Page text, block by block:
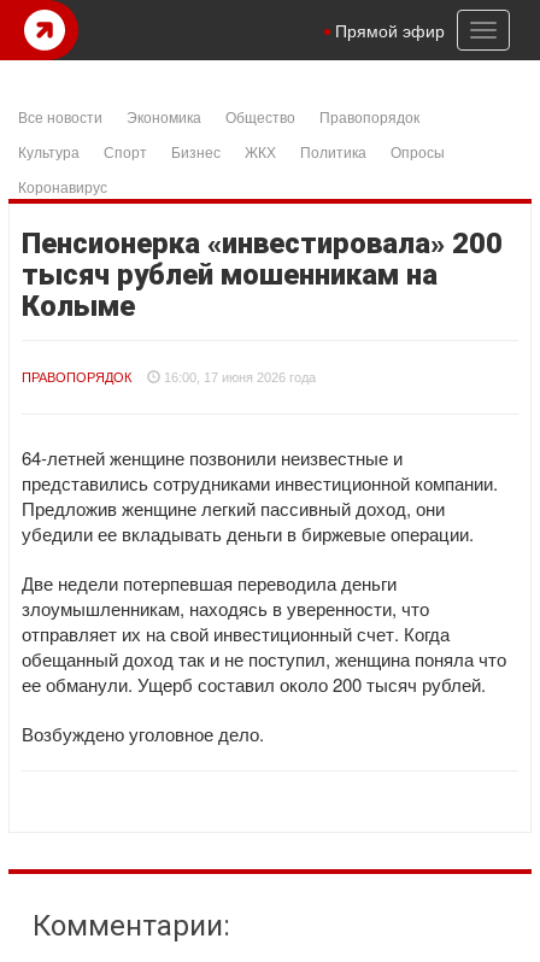
Toggle
Прямой эфир
Все новости Экономика Общество
Правопорядок
Культура
Спорт Бизнес ЖКХ Политика
Опросы
Коронавирус
Пенсионерка «инвестировала» 200
тысяч рублей мошенникам на
Колыме
ПРАВОПОРЯДОК 16:00, 17 июня 2026 года
64-летней женщине позвонили неизвестные и
представились сотрудниками инвестиционной компании.
Предложив женщине легкий пассивный доход, они
убедили ее вкладывать деньги в биржевые операции.
Две недели потерпевшая переводила деньги
злоумышленникам, находясь в уверенности, что
отправляет их на свой инвестиционный счет. Когда
обещанный доход так и не поступил, женщина поняла что
ее обманули. Ущерб составил около 200 тысяч рублей.
Возбуждено уголовное дело.
Комментарии: